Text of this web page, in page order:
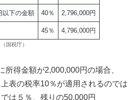
以下の金額 40％ 2,796,000円
45％ 4,796,000円
国税庁）
得金額が2,000,000円の場合、
表の税率10％が適用されるのでは
は５％、残りの50,000円